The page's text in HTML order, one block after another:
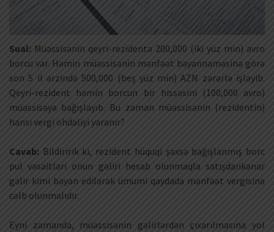
Sual: Müəssisənin qeyri-rezidentə 200,000 (iki yüz min) avro
borcu var. Həmin müəssisənin mənfəət bəyannaməsinə görə
son 5 il ərzində 500,000 (beş yüz min) AZN zərərlə işləyib.
Qeyri-rezident həmin borcun bir hissəsini (100,000 avro)
müəssisəyə bağışlayıb. Bu zaman müəssisənin (rezidentin)
hansı vergi öhdəliyi yaranır?
Cavab: Bildiririk ki, rezident hüquqi şəxsə bağışlanmış borc
pul vəsaitləri onun gəliri hesab olunmaqla satışdankənar
gəlir kimi bəyan edilərək ümumi qaydada mənfəət vergisinə
cəlb olunmalıdır.
Eyni zamanda, müəssisənin gəlirlərdən çıxarılmasına yol